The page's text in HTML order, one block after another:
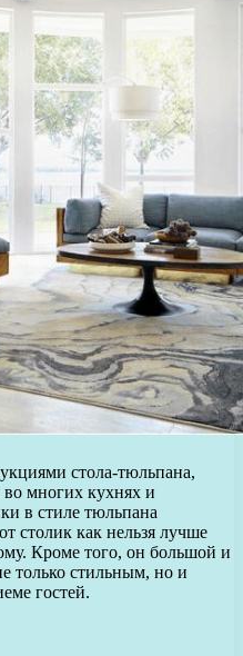
стола-тюльпана,
многих кухнях и
в стиле тюльпана
столик как нельзя лучше
Кроме того, он большой и
только стильным, но и
гостей.